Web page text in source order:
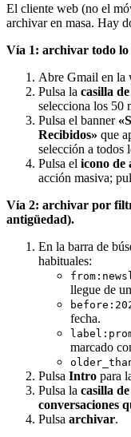
El cliente web (no el
archivar en masa. Hay
Vía 1: archivar todo lo
Abre Gmail en la
Pulsa la casilla
selecciona los 50
Pulsa el banner
Recibidos» que
selección a todos
Pulsa el icono de
acción masiva;
Vía 2: archivar por
antigüedad).
En la barra de
habituales:
llegue de
fecha.
marcado
Pulsa Intro para
Pulsa la casilla
conversaciones
Pulsa archivar.